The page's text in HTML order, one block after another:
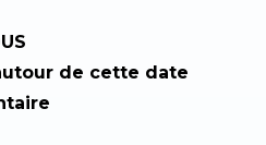
de cette date